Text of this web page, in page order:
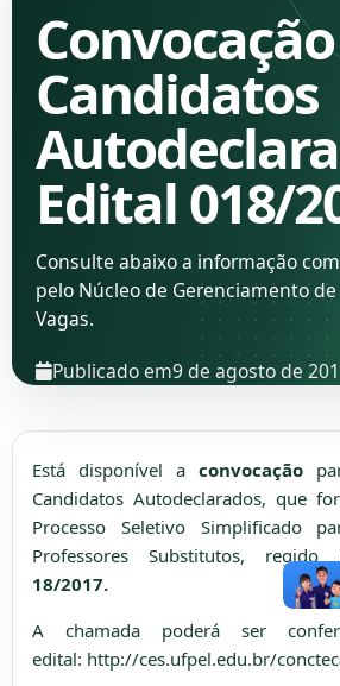
Convocação
Candidatos
Edital 018/
Consulte abaixo a informação
pelo Núcleo de Gerenciamento
Vagas.
Publicado em9 de agosto de
Está disponível a convocação
Candidatos Autodeclarados, que
Processo Seletivo Simplificado
Professores Substitutos,
18/2017.
A chamada poderá ser
edital: http://ces.ufpel.edu.br/